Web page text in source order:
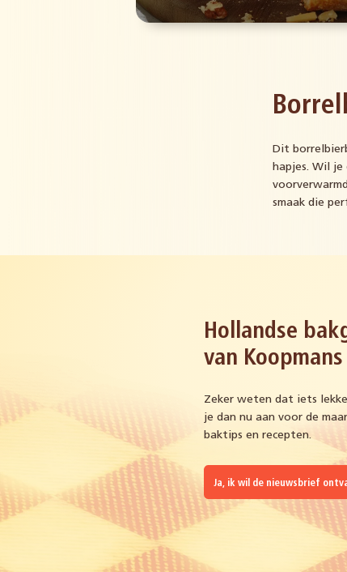
Dit
hapjes. Wil
smaak die
Hollandse
van
Zeker weten dat iets
je dan nu aan voor de
baktips en recepten.
Ja, ik wil de nieuwsbrief